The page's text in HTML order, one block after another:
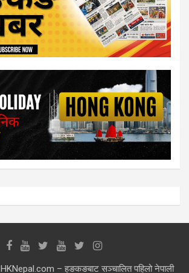
HKNepal.com – हङकङबाट सञ्चालित पहिलो नेपाली